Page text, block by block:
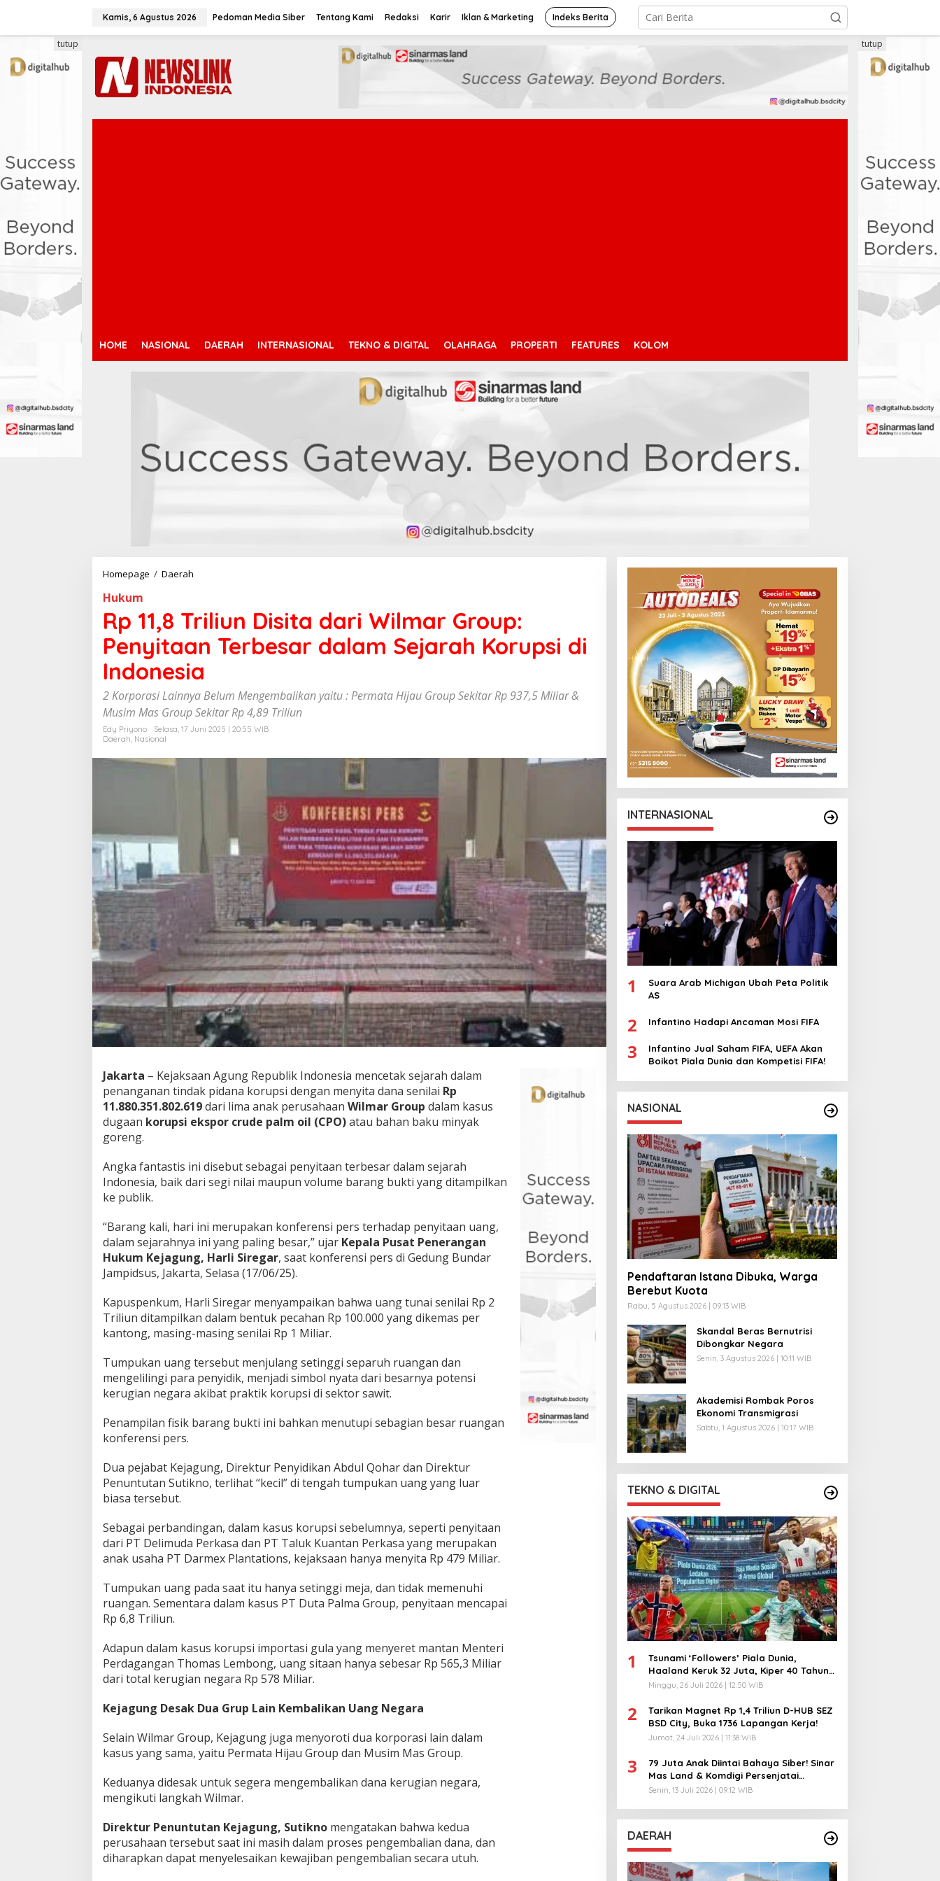
Kamis, 6 Agustus 2026 Pedoman Media Siber Tentang Kami Redaksi Karir Iklan & Marketing Indeks Berita
HOME NASIONAL DAERAH INTERNASIONAL TEKNO & DIGITAL OLAHRAGA PROPERTI FEATURES KOLOM
tutup tutup
Homepage / Daerah
i
i
u
n
i
G
r
o
u
p
:
P
e
n
t
a
a
n
T
b
e
d
a
l
a
m
e
j
a
h
K
o
u
p
d
i
o
n
e
a
Hukum
Rp 11,8 Triliun Disita dari Wilmar Group:
Penyitaan Terbesar dalam Sejarah Korupsi di
Indonesia
2 Korporasi Lainnya Belum Mengembalikan yaitu : Permata Hijau Group Sekitar Rp 937,5 Miliar &
Musim Mas Group Sekitar Rp 4,89 Triliun
Edy Priyono
Selasa, 17 Juni 2025 | 20:55 WIB
Daerah Nasional
Jakarta – Kejaksaan Agung Republik Indonesia mencetak sejarah dalam
penanganan tindak pidana korupsi dengan menyita dana senilai Rp
11.880.351.802.619dari lima anak perusahaan Wilmar Group dalam kasus
dugaan korupsi ekspor crude palm oil (CPO)atau bahan baku minyak
goreng.
Angka fantastis ini disebut sebagai penyitaan terbesar dalam sejarah
Indonesia, baik dari segi nilai maupun volume barang bukti yang ditampilkan
ke publik.
“Barang kali, hari ini merupakan konferensi pers terhadap penyitaan uang,
dalam sejarahnya ini yang paling besar,” ujar Kepala Pusat Penerangan
Hukum Kejagung, Harli Siregar, saat konferensi pers di Gedung Bundar
Jampidsus, Jakarta, Selasa (17/06/25).
Kapuspenkum, Harli Siregar menyampaikan bahwa uang tunai senilai Rp 2
Triliun ditampilkan dalam bentuk pecahan Rp 100.000 yang dikemas per
kantong, masing-masing senilai Rp 1 Miliar.
Tumpukan uang tersebut menjulang setinggi separuh ruangan dan
mengelilingi para penyidik, menjadi simbol nyata dari besarnya potensi
kerugian negara akibat praktik korupsi di sektor sawit.
Penampilan fisik barang bukti ini bahkan menutupi sebagian besar ruangan
konferensi pers.
Dua pejabat Kejagung, Direktur Penyidikan Abdul Qohar dan Direktur
Penuntutan Sutikno, terlihat “kecil” di tengah tumpukan uang yang luar
biasa tersebut.
Sebagai perbandingan, dalam kasus korupsi sebelumnya, seperti penyitaan
dari PT Delimuda Perkasa dan PT Taluk Kuantan Perkasa yang merupakan
anak usaha PT Darmex Plantations, kejaksaan hanya menyita Rp 479 Miliar.
Tumpukan uang pada saat itu hanya setinggi meja, dan tidak memenuhi
ruangan. Sementara dalam kasus PT Duta Palma Group, penyitaan mencapai
Rp 6,8 Triliun.
Adapun dalam kasus korupsi importasi gula yang menyeret mantan Menteri
Perdagangan Thomas Lembong, uang sitaan hanya sebesar Rp 565,3 Miliar
dari total kerugian negara Rp 578 Miliar.
Kejagung Desak Dua Grup Lain Kembalikan Uang Negara
Selain Wilmar Group, Kejagung juga menyoroti dua korporasi lain dalam
kasus yang sama, yaitu Permata Hijau Group dan Musim Mas Group.
Keduanya didesak untuk segera mengembalikan dana kerugian negara,
mengikuti langkah Wilmar.
Direktur Penuntutan Kejagung, Sutikno mengatakan bahwa kedua
perusahaan tersebut saat ini masih dalam proses pengembalian dana, dan
diharapkan dapat menyelesaikan kewajiban pengembalian secara utuh.
INTERNASIONAL
1
Suara Arab Michigan Ubah Peta Politik
AS
2 Infantino Hadapi Ancaman Mosi FIFA
3
Infantino Jual Saham FIFA, UEFA Akan
Boikot Piala Dunia dan Kompetisi FIFA!
NASIONAL
Pendaftaran Istana Dibuka, Warga
Berebut Kuota
Rabu, 5 Agustus 2026 | 09:13 WIB
Skandal Beras Bernutrisi
Dibongkar Negara
Senin, 3 Agustus 2026 | 10:11 WIB
Akademisi Rombak Poros
Ekonomi Transmigrasi
Sabtu, 1 Agustus 2026 | 10:17 WIB
TEKNO & DIGITAL
1
Tsunami ‘Followers’ Piala Dunia,
Haaland Keruk 32 Juta, Kiper 40 Tahun
Bikin Geger!
Minggu, 26 Juli 2026 | 12:50 WIB
2
Tarikan Magnet Rp 1,4 Triliun D-HUB SEZ
BSD City, Buka 1736 Lapangan Kerja!
Jumat, 24 Juli 2026 | 11:38 WIB
3
79 Juta Anak Diintai Bahaya Siber! Sinar
Mas Land & Komdigi Persenjatai
Ratusan Guru!
Senin, 13 Juli 2026 | 09:12 WIB
DAERAH